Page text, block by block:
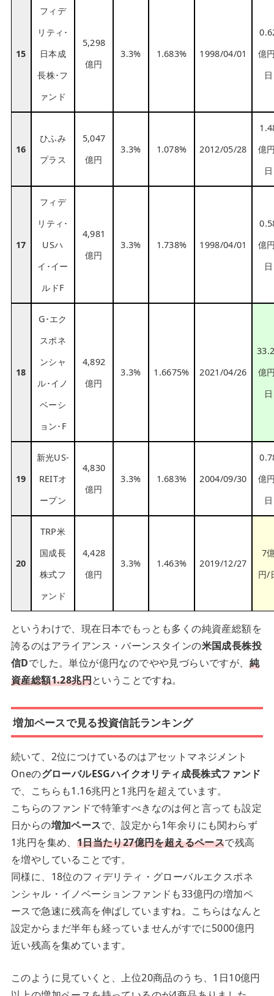
15
フィデ
リティ･
日本成
長株･フ
ァンド
5,298
億円
3.3% 1.683% 1998/04/01
億
日
16
ひふみ
プラス
5,047
億円
3.3% 1.078% 2012/05/28
億
日
17
フィデ
リティ･
USハ
イ･イー
ルドF
4,981
億円
3.3% 1.738% 1998/04/01
億
日
18
G･エク
スポネ
ンシャ
ル･イノ
ベーシ
ョン･F
4,892
億円
3.3% 1.6675% 2021/04/26
億
日
19
新光US-
REITオ
ープン
4,830
億円
3.3% 1.683% 2004/09/30
億
日
20
TRP米
国成長
株式フ
ァンド
4,428
億円
3.3% 1.463% 2019/12/27
7
円/
というわけで、現在日本でもっとも多くの純資産総額を
誇るのはアライアンス・バーンスタインの米国成長株投
信Dでした。単位が億円なのでやや見づらいですが、 純
資産総額1.28兆円ということですね。
増加ペースで見る投資信託ランキング
続いて、2位につけているのはアセットマネジメント
OneのグローバルESGハイクオリティ成長株式ファンド
で、こちらも1.16兆円と1兆円を超えています。
こちらのファンドで特筆すべきなのは何と言っても設定
日からの増加ペースで、設定から1年余りにも関わらず
1兆円を集め、 1日当たり27億円を超えるペースで残高
を増やしていることです。
同様に、18位のフィデリティ・グローバルエクスポネ
ンシャル・イノベーションファンドも33億円の増加ペ
ースで急速に残高を伸ばしていますね。こちらはなんと
設定からまだ半年も経っていませんがすでに5000億円
近い残高を集めています。
このように見ていくと、上位20商品のうち、1日10億円